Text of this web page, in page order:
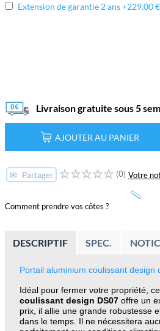
Extension de garantie 2 ans +229,00 €
Livraison gratuite sous 5
AJOUTER AU PANIER
✉ Partager (0) Votre
Comment prendre vos côtes ?
DESCRIPTIF SPEC.
Portail aluminium coulissant design
Idéal pour fermer votre propriété, ce
coulissant design DS07 offre un
prix, il allie une grande robustesse
dans le temps. Il ne nécessitera